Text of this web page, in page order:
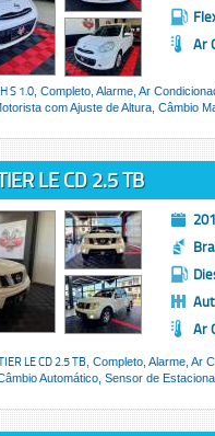
Ar
S 1.0 , Completo, Alarme, Ar
com Ajuste de Altura, Câmbio
LE CD 2.5 TB
Ar
LE CD 2.5 TB , Completo, Alarme, Ar
Automático, Sensor de